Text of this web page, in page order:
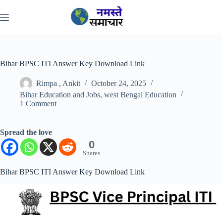
to
content
Bihar BPSC ITI Answer Key Download Link
Rimpa , Ankit
October 24, 2025
Bihar Education and Jobs, west Bengal Education
1 Comment
Spread the love
0
Shares
Bihar BPSC ITI Answer Key Download Link